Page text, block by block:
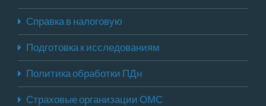
Справка в налоговую
Подготовка к исследованиям
Политика обработки ПДн
Страховые организации ОМС